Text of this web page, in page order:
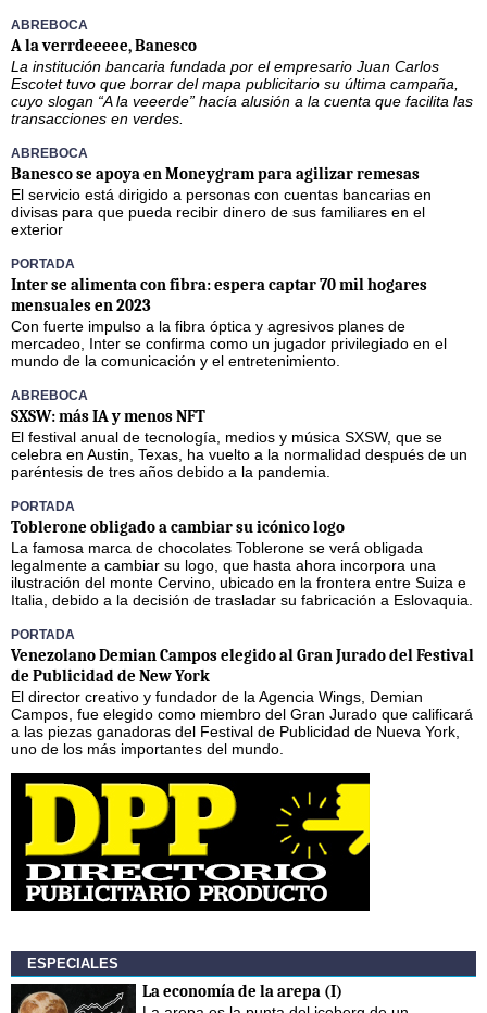
ABREBOCA
A la verrdeeeee, Banesco
La institución bancaria fundada por el empresario Juan Carlos
Escotet tuvo que borrar del mapa publicitario su última campaña,
cuyo slogan “A la veeerde” hacía alusión a la cuenta que facilita las
transacciones en verdes.
ABREBOCA
Banesco se apoya en Moneygram para agilizar remesas
El servicio está dirigido a personas con cuentas bancarias en
divisas para que pueda recibir dinero de sus familiares en el
exterior
PORTADA
Inter se alimenta con fibra: espera captar 70 mil hogares
mensuales en 2023
Con fuerte impulso a la fibra óptica y agresivos planes de
mercadeo, Inter se confirma como un jugador privilegiado en el
mundo de la comunicación y el entretenimiento.
ABREBOCA
SXSW: más IA y menos NFT
El festival anual de tecnología, medios y música SXSW, que se
celebra en Austin, Texas, ha vuelto a la normalidad después de un
paréntesis de tres años debido a la pandemia.
PORTADA
Toblerone obligado a cambiar su icónico logo
La famosa marca de chocolates Toblerone se verá obligada
legalmente a cambiar su logo, que hasta ahora incorpora una
ilustración del monte Cervino, ubicado en la frontera entre Suiza e
Italia, debido a la decisión de trasladar su fabricación a Eslovaquia.
PORTADA
Venezolano Demian Campos elegido al Gran Jurado del Festival
de Publicidad de New York
El director creativo y fundador de la Agencia Wings, Demian
Campos, fue elegido como miembro del Gran Jurado que calificará
a las piezas ganadoras del Festival de Publicidad de Nueva York,
uno de los más importantes del mundo.
ESPECIALES
La economía de la arepa (I)